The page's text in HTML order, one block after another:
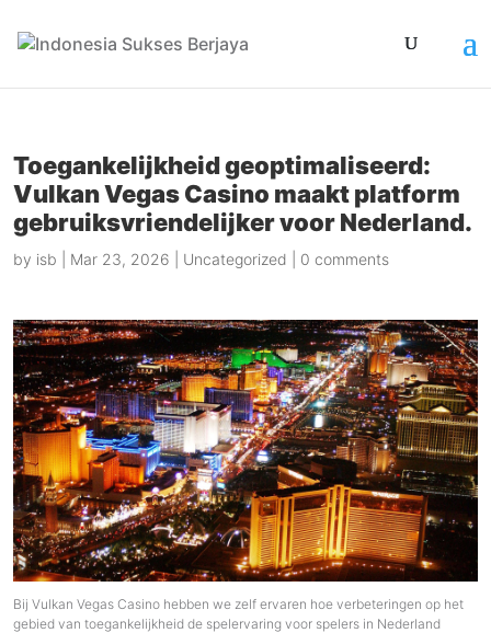
Toegankelijkheid geoptimaliseerd:
Vulkan Vegas Casino maakt platform
gebruiksvriendelijker voor Nederland.
by isb Mar 23, 2026 Uncategorized 0 comments
Bij Vulkan Vegas Casino hebben we zelf ervaren hoe verbeteringen op het
gebied van toegankelijkheid de spelervaring voor spelers in Nederland